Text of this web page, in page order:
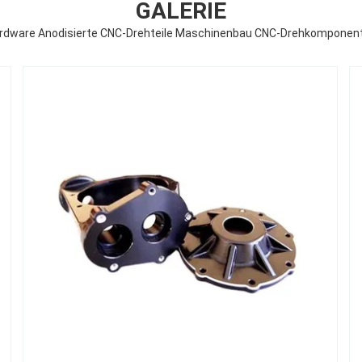
GALERIE
Anodisierte CNC-Drehteile Maschinenbau CNC-